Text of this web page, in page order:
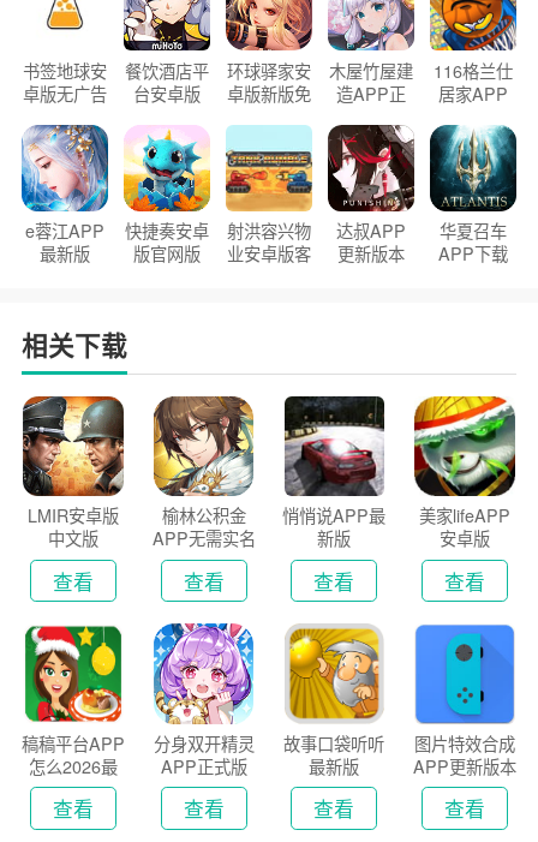
书签地球安
卓版无广告
餐饮酒店平
台安卓版
环球驿家安
卓版新版免
木屋竹屋建
造APP正
116格兰仕
居家APP
e蓉江APP
最新版
快捷奏安卓
版官网版
射洪容兴物
业安卓版客
达叔APP
更新版本
华夏召车
APP下载
相关下载
LMIR安卓版
中文版
查看
榆林公积金
APP无需实名
认证版
查看
悄悄说APP最
新版
查看
美家lifeAPP
安卓版
查看
稿稿平台APP
怎么2026最
新版
查看
分身双开精灵
APP正式版
查看
故事口袋听听
最新版
查看
图片特效合成
APP更新版本
2026
查看